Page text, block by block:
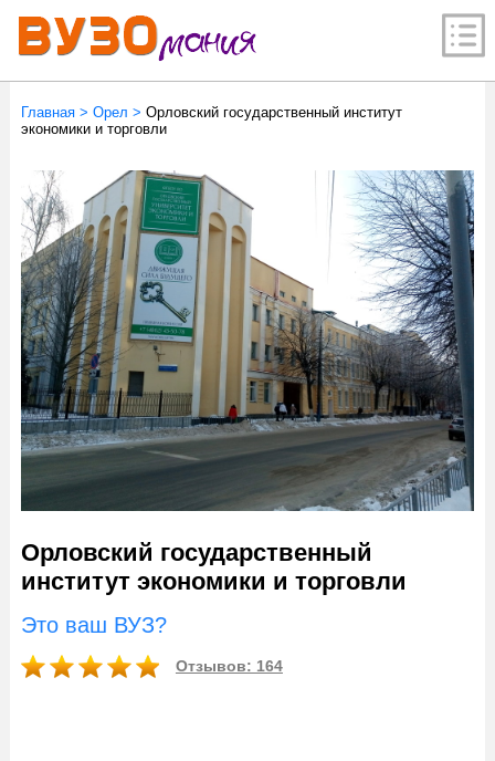
Главная> Орел > Орловский государственный институт
экономики и торговли
Орловский государственный
институт экономики и торговли
Это ваш ВУЗ?
Отзывов: 164